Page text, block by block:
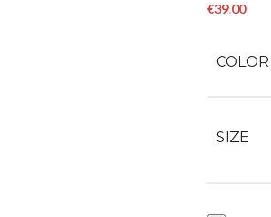
€39.00
COLOR
SIZE